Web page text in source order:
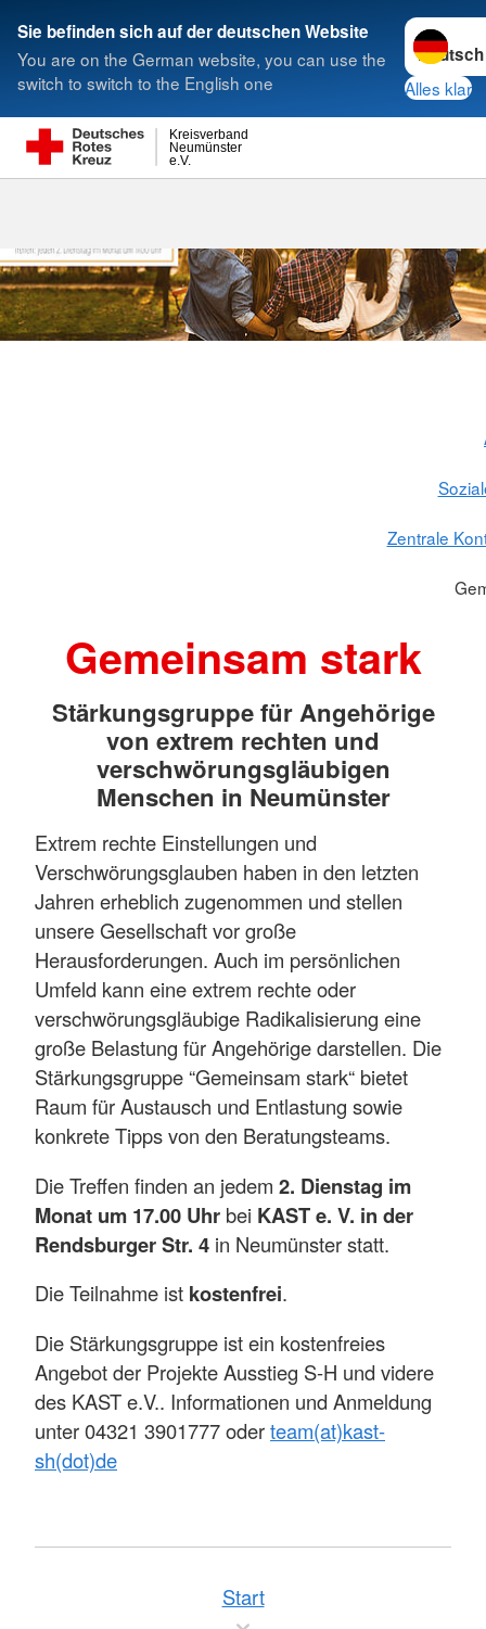
Sie befinden sich auf der deutschen Website
You are on the German website, you can use the
switch to switch to the English one
Sprache
Alles klar
e.V.
Neumünster
Kreisverband
Suche
Zentrale
Gemeinsam stark
Stärkungsgruppe für Angehörige
von extrem rechten und
verschwörungsgläubigen
Menschen in Neumünster
Extrem rechte Einstellungen und
Verschwörungsglauben haben in den letzten
Jahren erheblich zugenommen und stellen
unsere Gesellschaft vor große
Herausforderungen. Auch im persönlichen
Umfeld kann eine extrem rechte oder
verschwörungsgläubige Radikalisierung eine
große Belastung für Angehörige darstellen. Die
Stärkungsgruppe “Gemeinsam stark“ bietet
Raum für Austausch und Entlastung sowie
konkrete Tipps von den Beratungsteams.
Die Treffen finden an jedem 2. Dienstag im
Monat um 17.00 Uhr bei KAST e. V. in der
Rendsburger Str. 4 in Neumünster statt.
Die Teilnahme ist kostenfrei.
Die Stärkungsgruppe ist ein kostenfreies
Angebot der Projekte Ausstieg S-H und videre
des KAST e.V.. Informationen und Anmeldung
unter 04321 3901777 oderteam(at)kast-
sh(dot)de
Start